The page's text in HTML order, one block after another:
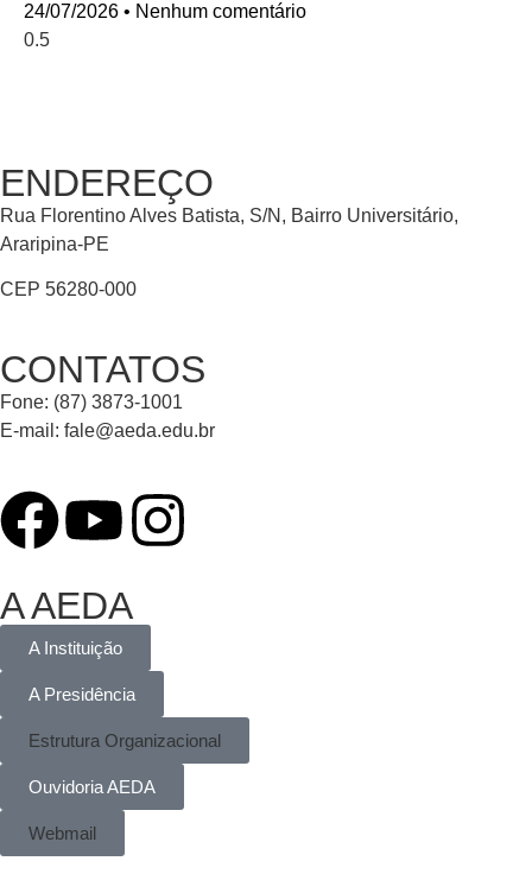
24/07/2026
Nenhum comentário
ENDEREÇO
Rua Florentino Alves Batista, S/N, Bairro Universitário,
Araripina-PE
CEP 56280-000
CONTATOS
Fone: (87) 3873-1001
E-mail: fale@aeda.edu.br
A AEDA
A Instituição
A Presidência
Estrutura Organizacional
Ouvidoria AEDA
Webmail